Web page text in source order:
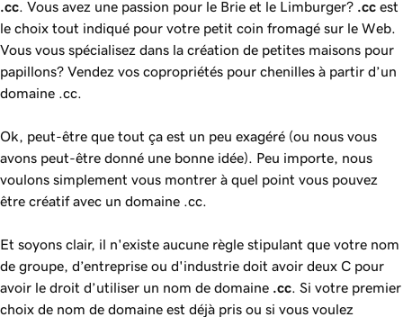
.cc . Vous avez une passion pour le Brie et le Limburger? .cc est
le choix tout indiqué pour votre petit coin fromagé sur le Web.
Vous vous spécialisez dans la création de petites maisons pour
papillons? Vendez vos copropriétés pour chenilles à partir d’un
domaine .cc.
Ok, peut-être que tout ça est un peu exagéré (ou nous vous
avons peut-être donné une bonne idée). Peu importe, nous
voulons simplement vous montrer à quel point vous pouvez
être créatif avec un domaine .cc.
Et soyons clair, il n'existe aucune règle stipulant que votre nom
de groupe, d’entreprise ou d'industrie doit avoir deux C pour
avoir le droit d’utiliser un nom de domaine .cc . Si votre premier
choix de nom de domaine est déjà pris ou si vous voulez